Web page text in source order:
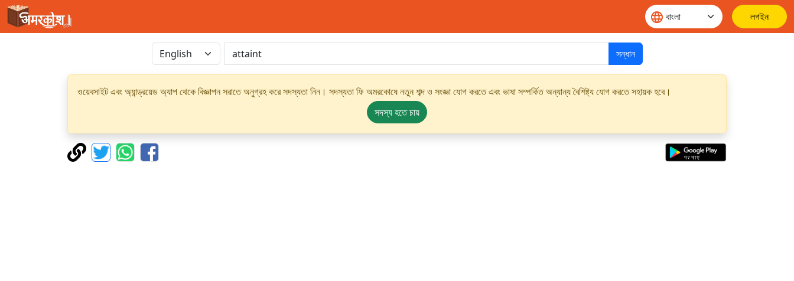
লগইন
সন্ধান
ওয়েবসাইট এবং অ্যান্ড্রয়েড অ্যাপ থেকে বিজ্ঞাপন সরাতে অনুগ্রহ করে সদস্যতা নিন। সদস্যতা ফি অমরকোষে নতুন শব্দ ও সংজ্ঞা যোগ করতে এবং ভাষা সম্পর্কিত অন্যান্য বৈশিষ্ট্য যোগ করতে সহায়ক হবে।
সদস্য হতে চায়